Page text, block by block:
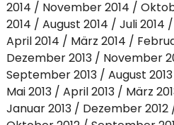
2014
November 2014
2014
August 2014 Juli 2014
April 2014
März 2014
Dezember 2013
November
September 2013
August 2013
Mai 2013
April 2013 März
Januar 2013
Dezember 2012